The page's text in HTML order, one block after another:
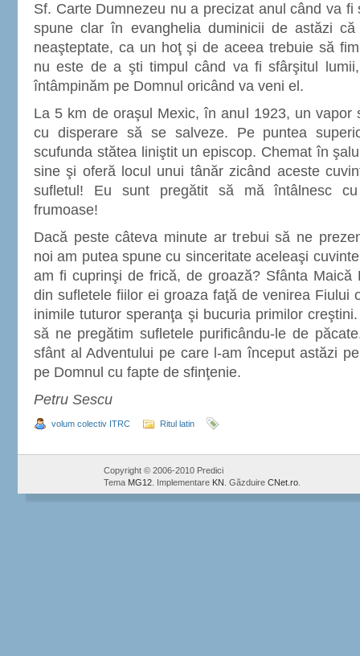
Sf. Carte Dumnezeu nu a precizat anul când va fi
spune clar în evanghelia duminicii de astăzi
neaşteptate, ca un hoţ şi de aceea trebuie să
nu este de a şti timpul când va fi sfârşitul
întâmpinăm pe Domnul oricând va veni el.
La 5 km de oraşul Mexic, în anul 1923, un vapor
cu disperare să se salveze. Pe puntea
scufunda stătea liniştit un episcop. Chemat în
sine şi oferă locul unui tânăr zicând aceste
sufletul! Eu sunt pregătit să mă întâlnesc cu
frumoase!
Dacă peste câteva minute ar trebui să ne
noi am putea spune cu sinceritate aceleaşi
am fi cuprinşi de frică, de groază? Sfânta Maică
din sufletele fiilor ei groaza faţă de venirea Fiului
inimile tuturor speranţa şi bucuria primilor
să ne pregătim sufletele purificându-le de
sfânt al Adventului pe care l-am început astăzi
pe Domnul cu fapte de sfinţenie.
Petru Sescu
volum colectiv ITRC Ritul latin
Copyright © 2006-2010 Predici
Tema MG12 . Implementare KN . Găzduire CNet.ro